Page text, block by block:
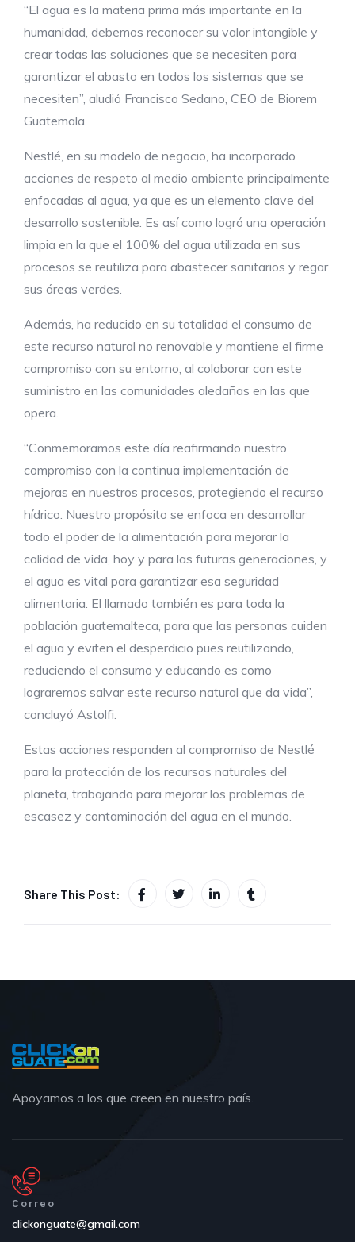
“El agua es la materia prima más importante en la
humanidad, debemos reconocer su valor intangible y
crear todas las soluciones que se necesiten para
garantizar el abasto en todos los sistemas que se
necesiten”, aludió Francisco Sedano, CEO de Biorem
Guatemala.
Nestlé, en su modelo de negocio, ha incorporado
acciones de respeto al medio ambiente principalmente
enfocadas al agua, ya que es un elemento clave del
desarrollo sostenible. Es así como logró una operación
limpia en la que el 100% del agua utilizada en sus
procesos se reutiliza para abastecer sanitarios y regar
sus áreas verdes.
Además, ha reducido en su totalidad el consumo de
este recurso natural no renovable y mantiene el firme
compromiso con su entorno, al colaborar con este
suministro en las comunidades aledañas en las que
opera.
“Conmemoramos este día reafirmando nuestro
compromiso con la continua implementación de
mejoras en nuestros procesos, protegiendo el recurso
hídrico. Nuestro propósito se enfoca en desarrollar
todo el poder de la alimentación para mejorar la
calidad de vida, hoy y para las futuras generaciones, y
el agua es vital para garantizar esa seguridad
alimentaria. El llamado también es para toda la
población guatemalteca, para que las personas cuiden
el agua y eviten el desperdicio pues reutilizando,
reduciendo el consumo y educando es como
lograremos salvar este recurso natural que da vida”,
concluyó Astolfi.
Estas acciones responden al compromiso de Nestlé
para la protección de los recursos naturales del
planeta, trabajando para mejorar los problemas de
escasez y contaminación del agua en el mundo.
Share This Post:
Apoyamos a los que creen en nuestro país.
Correo
clickonguate@gmail.com